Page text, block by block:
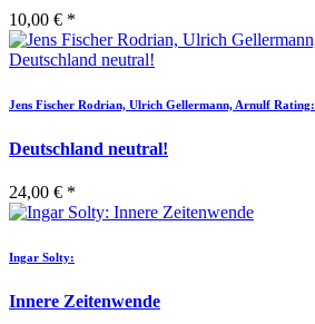
10,00 € *
Jens Fischer Rodrian, Ulrich Gellermann, Arnulf Rating:
Deutschland neutral!
24,00 € *
Ingar Solty:
Innere Zeitenwende